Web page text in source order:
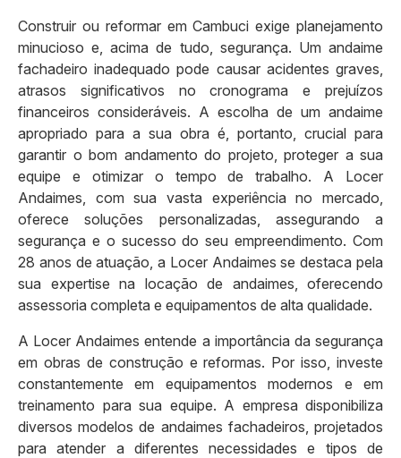
Construir ou reformar em Cambuci exige planejamento
minucioso e, acima de tudo, segurança. Um andaime
fachadeiro inadequado pode causar acidentes graves,
atrasos significativos no cronograma e prejuízos
financeiros consideráveis. A escolha de um andaime
apropriado para a sua obra é, portanto, crucial para
garantir o bom andamento do projeto, proteger a sua
equipe e otimizar o tempo de trabalho. A Locer
Andaimes, com sua vasta experiência no mercado,
oferece soluções personalizadas, assegurando a
segurança e o sucesso do seu empreendimento. Com
28 anos de atuação, a Locer Andaimes se destaca pela
sua expertise na locação de andaimes, oferecendo
assessoria completa e equipamentos de alta qualidade.
A Locer Andaimes entende a importância da segurança
em obras de construção e reformas. Por isso, investe
constantemente em equipamentos modernos e em
treinamento para sua equipe. A empresa disponibiliza
diversos modelos de andaimes fachadeiros, projetados
para atender a diferentes necessidades e tipos de